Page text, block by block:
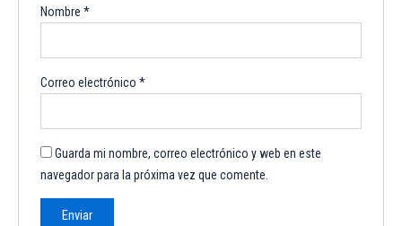
Nombre*
Correo electrónico*
Guarda mi nombre, correo electrónico y web en este
navegador para la próxima vez que comente.